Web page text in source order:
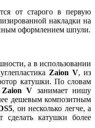
от старого в первую
накладки на
оформлением шпули.
а в использовании
Zaion V, из
катушки. По словам
Zaion V занимает нишу
дешевым композитным
, он несколько легче, а
сделать катушки более